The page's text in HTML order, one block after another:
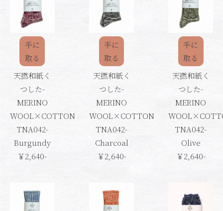
手に
取る
天撚和紙く
つした-
MERINO
WOOL×COTTON
TNA042-
Burgundy
￥2,640-
手に
取る
天撚和紙く
つした-
MERINO
WOOL×COTTON
TNA042-
Charcoal
￥2,640-
手に
取る
天撚和紙く
つした-
MERINO
TNA042-
Olive
￥2,640-